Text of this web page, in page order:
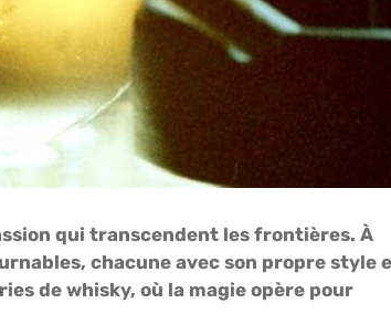
qui transcendent les frontières. À
chacune avec son propre style
de whisky, où la magie opère pour